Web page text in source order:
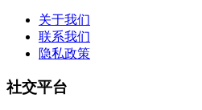
关于我们
联系我们
隐私政策
社交平台